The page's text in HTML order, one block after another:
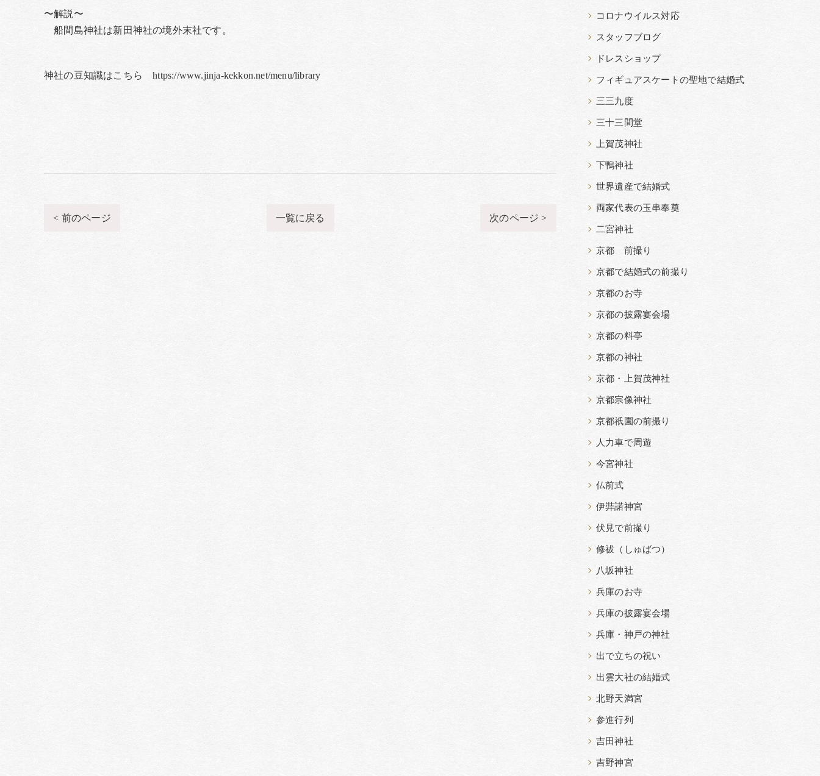
〜解説〜
船間島神社は新田神社の境外末社です。
神社の豆知識はこちら https://www.jinja-kekkon.net/menu/library
< 前のページ 一覧に戻る 次のページ >
コロナウイルス対応
スタッフブログ
ドレスショップ
フィギュアスケートの聖地で結婚式
三三九度
三十三間堂
上賀茂神社
下鴨神社
世界遺産で結婚式
両家代表の玉串奉奠
二宮神社
京都 前撮り
京都で結婚式の前撮り
京都のお寺
京都の披露宴会場
京都の料亭
京都の神社
京都・上賀茂神社
京都宗像神社
京都祇園の前撮り
人力車で周遊
今宮神社
仏前式
伊弉諾神宮
伏見で前撮り
修祓（しゅばつ）
八坂神社
兵庫のお寺
兵庫の披露宴会場
兵庫・神戸の神社
出で立ちの祝い
出雲大社の結婚式
北野天満宮
参進行列
吉田神社
吉野神宮